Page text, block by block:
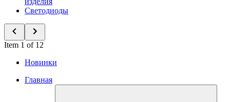
Светодиоды
Item 1 of 12
Новинки
Главная